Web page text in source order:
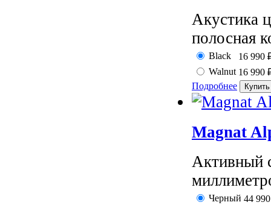
Акустика
полосная
Black 16 990
Walnut 16 990
Подробнее
Magnat
Активный
Черный 44